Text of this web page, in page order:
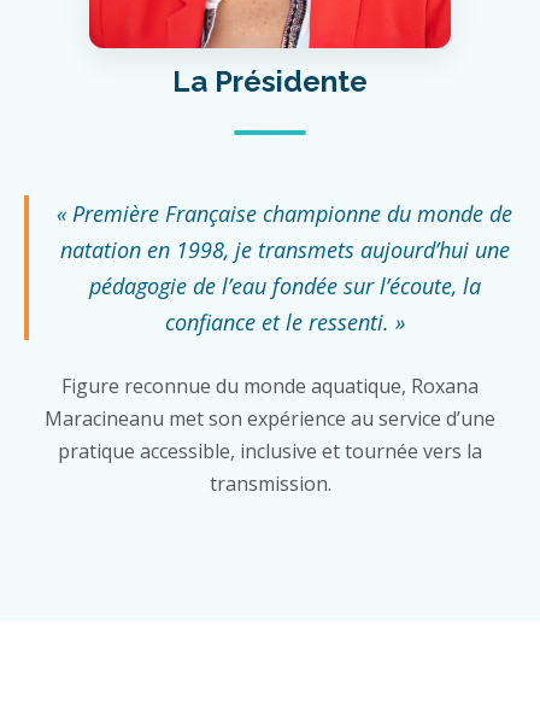
La Présidente
« Première Française championne du monde de
natation en 1998, je transmets aujourd’hui une
pédagogie de l’eau fondée sur l’écoute, la
confiance et le ressenti. »
Figure reconnue du monde aquatique, Roxana
Maracineanu met son expérience au service d’une
pratique accessible, inclusive et tournée vers la
transmission.